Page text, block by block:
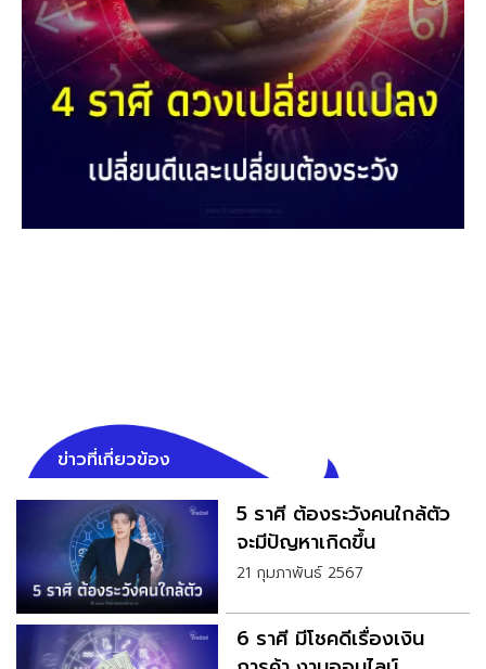
ข่าวที่เกี่ยวข้อง
5 ราศี ต้องระวังคนใกล้ตัว
จะมีปัญหาเกิดขึ้น
21 กุมภาพันธ์ 2567
6 ราศี มีโชคดีเรื่องเงิน